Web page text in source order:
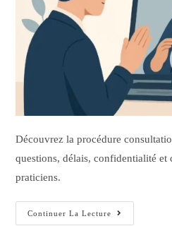
Découvrez la procédure
questions, délais, confidentialité et
praticiens.
Continuer La Lecture